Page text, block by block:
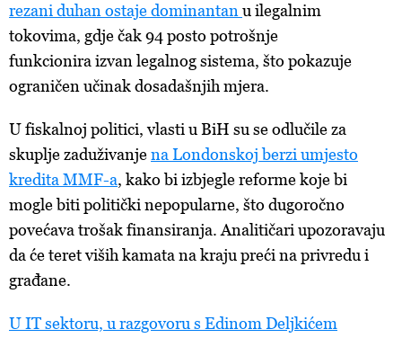
rezani duhan ostaje dominantan u ilegalnim
tokovima, gdje čak 94 posto potrošnje
funkcionira izvan legalnog sistema, što pokazuje
ograničen učinak dosadašnjih mjera.
U fiskalnoj politici, vlasti u BiH su se odlučile za
skuplje zaduživanjena Londonskoj berzi umjesto
kredita MMF-a, kako bi izbjegle reforme koje bi
mogle biti politički nepopularne, što dugoročno
povećava trošak finansiranja. Analitičari upozoravaju
da će teret viših kamata na kraju preći na privredu i
građane.
U IT sektoru, u razgovoru s Edinom Deljkićem